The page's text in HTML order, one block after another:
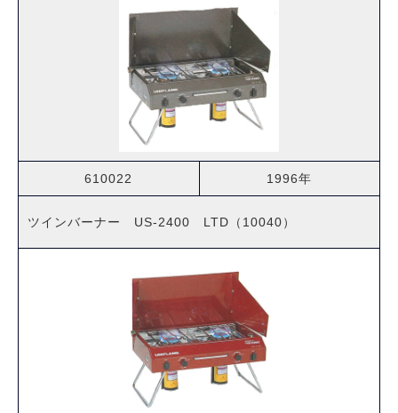
610022
ツインバーナー US-2400 LTD（10040）
1996年